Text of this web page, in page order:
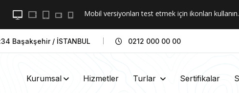
Mobilversiyonları test etmek için ikonları kullanın.